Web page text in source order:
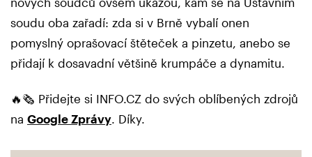
soudu oba zařadí: zda si v Brně vybalí onen
pomyslný oprašovací štěteček a pinzetu, anebo se
přidají k dosavadní většině krumpáče a dynamitu.
🔥🗞️ Přidejte si INFO.CZ do svých oblíbených zdrojů
na Google Zprávy. Díky.